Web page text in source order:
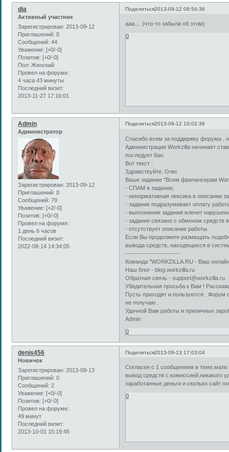
Поделиться2013-09-12 08:54:36
dia
Активный участник
Зарегистрирован: 2013-09-12
Приглашений: 0
Сообщений: 44
Уважение: [+0/-0]
Позитив: [+0/-0]
Пол: Женский
Провел на форуме:
4 часа 43 минуты
Последний визит:
2013-11-27 17:16:01
ааа.... )что-то забыла об этом)
0
Поделиться2013-09-12 10:02:36
Admin
Администратор
Зарегистрирован: 2013-09-12
Приглашений: 0
Сообщений: 79
Уважение: [+2/-0]
Позитив: [+0/-0]
Провел на форуме:
1 день 6 часов
Последний визит:
2022-08-14 14:34:05
Спасибо всем за поддержку форума ,
Администрация Workzilla начинает
последует бан.
Вот текст :
Здравствуйте, Олег.
Ваше задание "Всем фрилансерам
- СПАМ в задании;
- ненормативная лексика в описании
- задание подразумевает оплату
- выполнение задания влечет
- задание связано с обменом средств
- отсутствует описание работы.
Если Вы продолжите размещать
вывода средств, находящихся в
---------------------------
Команда "WORKZILLA.RU - Ваш
Наш блог - blog.workzilla.ru
Обратная связь - support@workzilla.ru
Убедительная просьба к Вам !
Пусть приходят и пользуются . Форум
не получаю .
Удачной Вам работы и приличных
Admin
0
Поделиться2013-09-13 17:03:04
denis456
Новичок
Зарегистрирован: 2013-09-13
Приглашений: 0
Сообщений: 2
Уважение: [+0/-0]
Позитив: [+0/-0]
Провел на форуме:
49 минут
Последний визит:
2013-10-01 15:19:45
Согласен с 1 сообщением в теме,мало
вывод средств с комиссией,никакого
заработанные деньги и сколько сайт
0